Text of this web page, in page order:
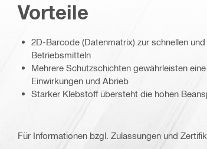
Vorteile
2D-Barcode (Datenmatrix) zur schnellen
Betriebsmitteln
Mehrere Schutzschichten gewährleisten
Einwirkungen und Abrieb
Starker Klebstoff übersteht die hohen
Für Informationen bzgl. Zulassungen und